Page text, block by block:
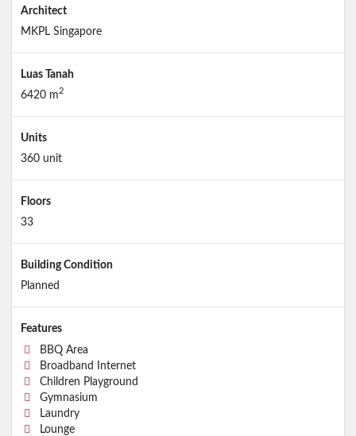
Architect
MKPL Singapore
Luas Tanah
6420 m2
Units
360 unit
Floors
33
Building Condition
Planned
Features
BBQ Area
Broadband Internet
Children Playground
Gymnasium
Laundry
Lounge